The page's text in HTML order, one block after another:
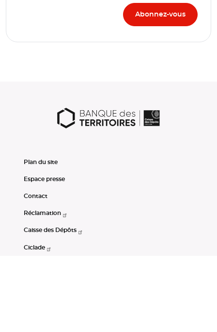
Plan du site
Espace presse
Contact
Réclamation
Caisse des Dépôts
Ciclade